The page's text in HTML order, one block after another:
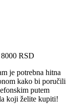
RSD
je potrebna hitna
kako bi poručili
putem
koji želite kupiti!